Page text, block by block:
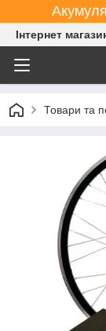
Інтернет
Товари та